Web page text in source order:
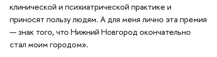
клинической и психиатрической практике и
приносят пользу людям. А для меня лично эта премия
— знак того, что Нижний Новгород окончательно
стал моим городом».